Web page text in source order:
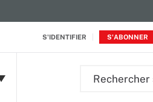
S'IDENTIFIER S'ABONNER